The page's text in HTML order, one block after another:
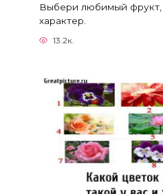
Выбери любимый фрукт,
характер.
13.2к.